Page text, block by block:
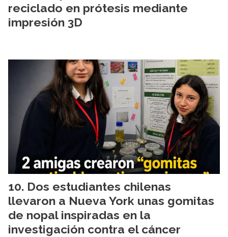
reciclado en prótesis mediante
impresión 3D
Dos estudiantes chilenas
llevaron a Nueva York unas gomitas
de nopal inspiradas en la
investigación contra el cáncer